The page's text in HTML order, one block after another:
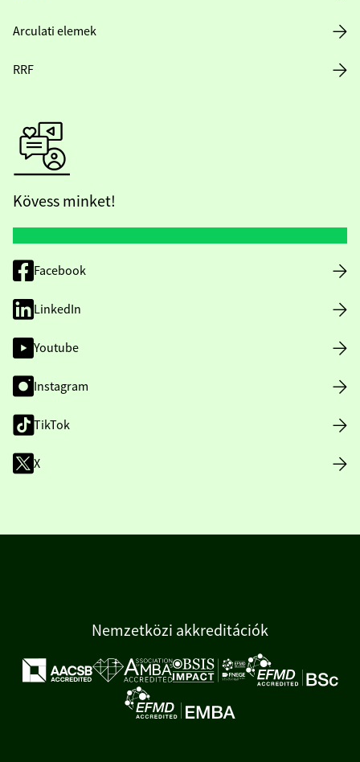
Arculati elemek
RRF
Kövess minket!
Facebook
LinkedIn
Youtube
Instagram
TikTok
X
Nemzetközi akkreditációk